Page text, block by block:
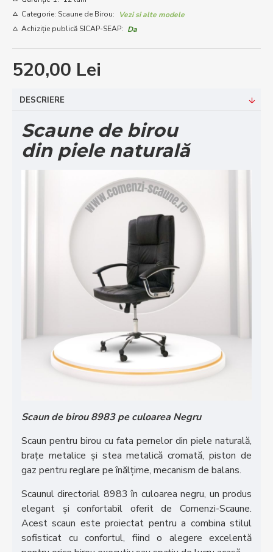
520,00 Lei
Categorie: Scaune de Birou:
Vezi si alte modele
Achiziție publică SICAP-SEAP: Da
DESCRIERE
Scaune de birou
din piele naturală
Scaun de birou 8983 pe culoarea Negru
Scaun pentru birou cu fata pernelor din piele naturală,
brațe metalice și stea metalică cromată, piston de
gaz pentru reglare pe înălțime, mecanism de balans.
Scaunul directorial 8983 în culoarea negru, un produs
elegant și confortabil oferit de Comenzi-Scaune.
Acest scaun este proiectat pentru a combina stilul
sofisticat cu confortul, fiind o alegere excelentă